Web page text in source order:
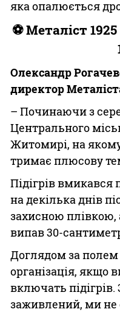
яка опалюється
⚽ Металіст
Олександр
директор
– Починаючи з
Центрального
Житомирі, на
тримає плюсову
Підігрів
на декілька днів
захисною плівкою,
випав 30-
Доглядом за полем
організація, якщо
включать
заживлений, ми не